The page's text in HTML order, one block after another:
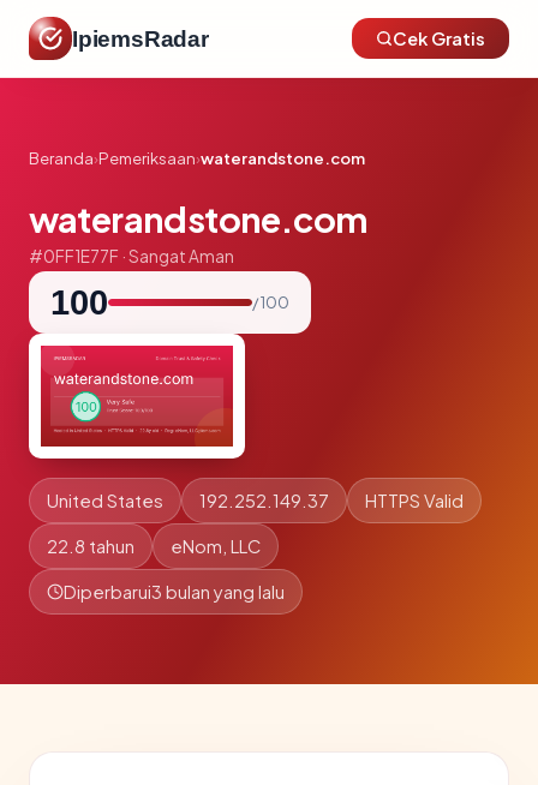
IpiemsRadar Cek Gratis
Beranda›Pemeriksaan›waterandstone.com
waterandstone.com
#0FF1E77F · Sangat Aman
100 / 100
United States 192.252.149.37 HTTPS Valid
22.8 tahun eNom, LLC
Diperbarui3 bulan yang lalu